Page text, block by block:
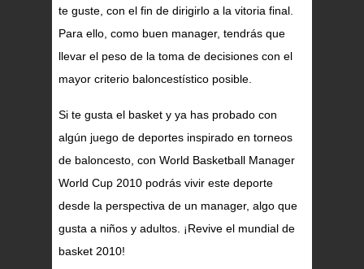
te guste, con el fin de dirigirlo a la vitoria final.
Para ello, como buen manager, tendrás que
llevar el peso de la toma de decisiones con el
mayor criterio baloncestístico posible.
Si te gusta el basket y ya has probado con
algún juego de deportes inspirado en torneos
de baloncesto, con World Basketball Manager
World Cup 2010 podrás vivir este deporte
desde la perspectiva de un manager, algo que
gusta a niños y adultos. ¡Revive el mundial de
basket 2010!